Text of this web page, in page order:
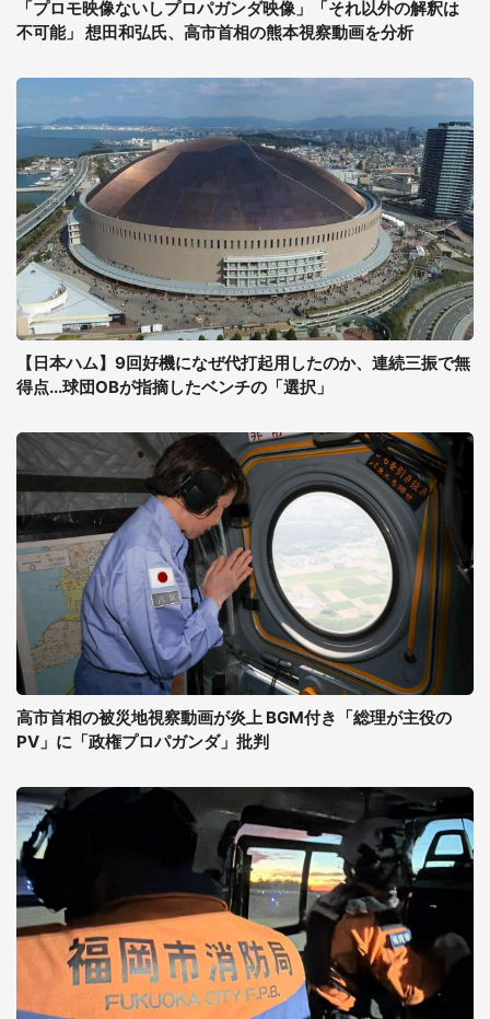
「プロモ映像ないしプロパガンダ映像」「それ以外の解釈は
不可能」 想田和弘氏、高市首相の熊本視察動画を分析
【日本ハム】9回好機になぜ代打起用したのか、連続三振で無
得点...球団OBが指摘したベンチの「選択」
高市首相の被災地視察動画が炎上 BGM付き「総理が主役の
PV」に「政権プロパガンダ」批判